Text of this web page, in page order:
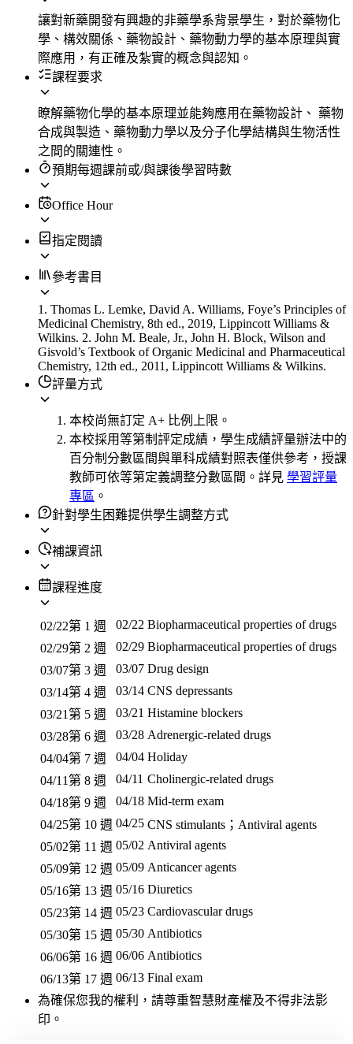
讓對新藥開發有興趣的非藥學系背景學生，對於藥物化
學、構效關係、藥物設計、藥物動力學的基本原理與實
際應用，有正確及紮實的概念與認知。
課程要求
瞭解藥物化學的基本原理並能夠應用在藥物設計、 藥物
合成與製造、藥物動力學以及分子化學結構與生物活性
之間的關連性。
預期每週課前或/與課後學習時數
Office Hour
指定閱讀
參考書目
1. Thomas L. Lemke, David A. Williams, Foye’s Principles of
Medicinal Chemistry, 8th ed., 2019, Lippincott Williams &
Wilkins. 2. John M. Beale, Jr., John H. Block, Wilson and
Gisvold’s Textbook of Organic Medicinal and Pharmaceutical
Chemistry, 12th ed., 2011, Lippincott Williams & Wilkins.
評量方式
本校尚無訂定 A+ 比例上限。
本校採用等第制評定成績，學生成績評量辦法中的
百分制分數區間與單科成績對照表僅供參考，授課
教師可依等第定義調整分數區間。詳見 學習評量
專區 。
針對學生困難提供學生調整方式
補課資訊
課程進度
02/22第 1 週 02/22 Biopharmaceutical properties of drugs
02/29第 2 週 02/29 Biopharmaceutical properties of drugs
03/07第 3 週 03/07 Drug design
03/14第 4 週 03/14 CNS depressants
03/21第 5 週 03/21 Histamine blockers
03/28第 6 週 03/28 Adrenergic-related drugs
04/04第 7 週 04/04 Holiday
04/11第 8 週 04/11 Cholinergic-related drugs
04/18第 9 週 04/18 Mid-term exam
04/25第 10 週 04/25 CNS stimulants；Antiviral agents
05/02第 11 週 05/02 Antiviral agents
05/09第 12 週 05/09 Anticancer agents
05/16第 13 週 05/16 Diuretics
05/23第 14 週 05/23 Cardiovascular drugs
05/30第 15 週 05/30 Antibiotics
06/06第 16 週 06/06 Antibiotics
06/13第 17 週 06/13 Final exam
為確保您我的權利，請尊重智慧財產權及不得非法影
印。